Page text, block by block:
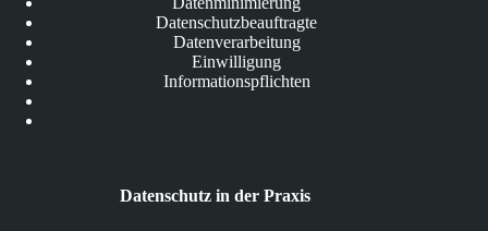
Datenschutzbeauftragte
Datenverarbeitung
Einwilligung
Informationspflichten
Datenschutz in der Praxis